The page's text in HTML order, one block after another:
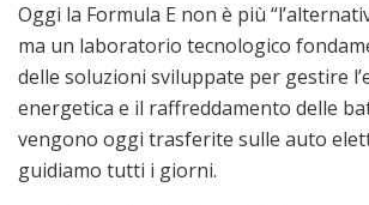
Oggi la Formula E non è più
ma un laboratorio tecnologico
delle soluzioni sviluppate per gestire
energetica e il raffreddamento delle
vengono oggi trasferite sulle auto
guidiamo tutti i giorni.